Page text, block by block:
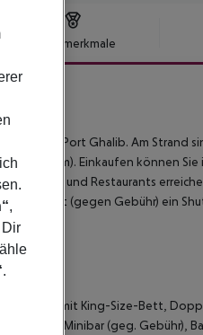
Hotelmerkmale
Palace Port Ghalib. Am Strand
ca. 600 km). Einkaufen können
Bars und Restaurants
verkehrt (gegen Gebühr) ein
mit King-Size-Bett,
Minibar (geg. Gebühr),
,
.